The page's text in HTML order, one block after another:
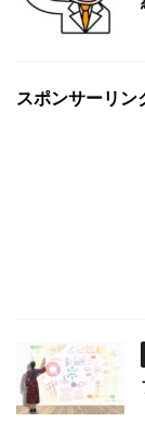
スポンサーリン